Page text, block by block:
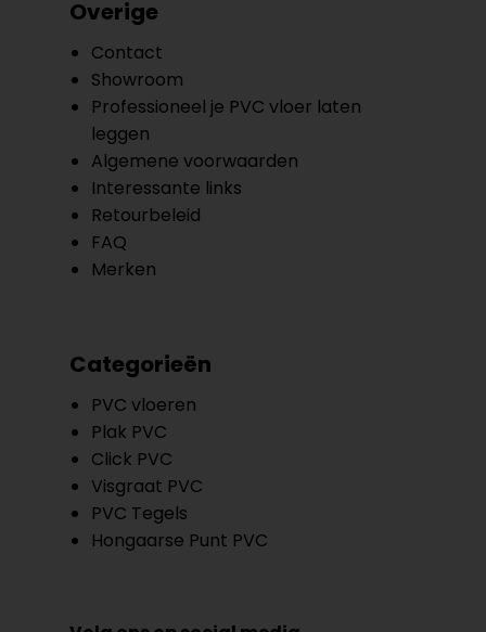
Overige
Contact
Showroom
Professioneel je PVC vloer laten
leggen
Algemene voorwaarden
Interessante links
Retourbeleid
FAQ
Merken
Categorieën
PVC vloeren
Plak PVC
Click PVC
Visgraat PVC
PVC Tegels
Hongaarse Punt PVC